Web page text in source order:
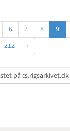
6 7 8 9
212 ›